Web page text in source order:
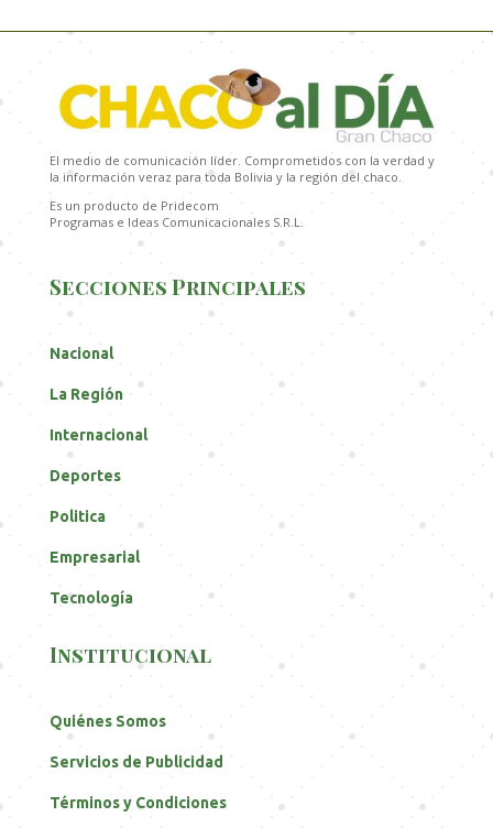
El medio de comunicación líder. Comprometidos con la verdad y
la información veraz para toda Bolivia y la región del chaco.
Es un producto de Pridecom
Programas e Ideas Comunicacionales S.R.L.
Secciones Principales
Nacional
La Región
Internacional
Deportes
Politica
Empresarial
Tecnología
Institucional
Quiénes Somos
Servicios de Publicidad
Términos y Condiciones